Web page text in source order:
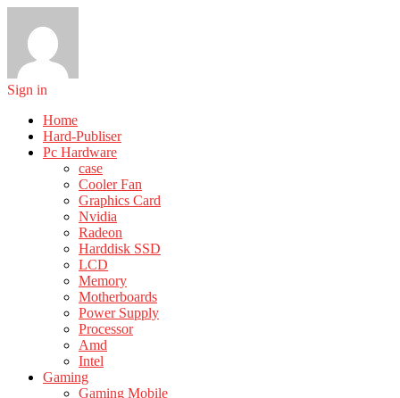
Sign in
Home
Hard-Publiser
Pc Hardware
case
Cooler Fan
Graphics Card
Nvidia
Radeon
Harddisk SSD
LCD
Memory
Motherboards
Power Supply
Processor
Amd
Intel
Gaming
Gaming Mobile